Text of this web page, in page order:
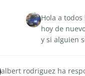
Hola a
hoy de
y si alguien
albert rodriguez ha